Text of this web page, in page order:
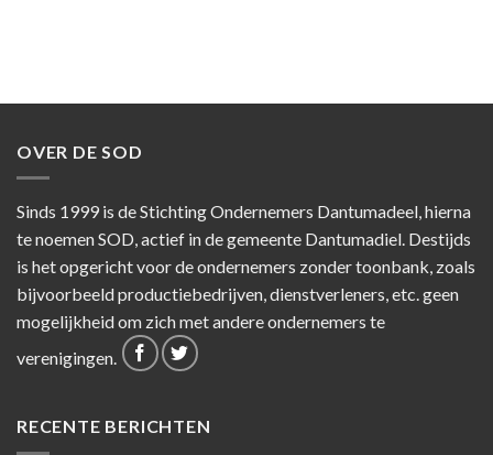
OVER DE SOD
Sinds 1999 is de Stichting Ondernemers Dantumadeel, hierna
te noemen SOD, actief in de gemeente Dantumadiel. Destijds
is het opgericht voor de ondernemers zonder toonbank, zoals
bijvoorbeeld productiebedrijven, dienstverleners, etc. geen
mogelijkheid om zich met andere ondernemers te
verenigingen.
RECENTE BERICHTEN